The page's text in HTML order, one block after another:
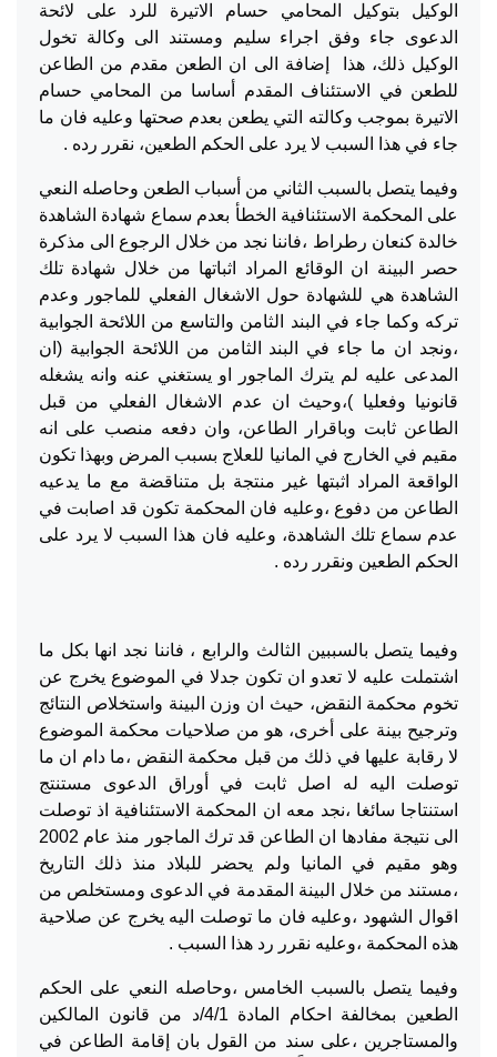
الوكيل بتوكيل المحامي حسام الاتيرة للرد على لائحة
الدعوى جاء وفق اجراء سليم ومستند الى وكالة تخول
الوكيل ذلك، هذا إضافة الى ان الطعن مقدم من الطاعن
للطعن في الاستئناف المقدم أساسا من المحامي حسام
الاتيرة بموجب وكالته التي يطعن بعدم صحتها وعليه فان ما
جاء في هذا السبب لا يرد على الحكم الطعين، نقرر رده .
وفيما يتصل بالسبب الثاني من أسباب الطعن وحاصله النعي
على المحكمة الاستئنافية الخطأ بعدم سماع شهادة الشاهدة
خالدة كنعان رطراط ،فاننا نجد من خلال الرجوع الى مذكرة
حصر البينة ان الوقائع المراد اثباتها من خلال شهادة تلك
الشاهدة هي للشهادة حول الاشغال الفعلي للماجور وعدم
تركه وكما جاء في البند الثامن والتاسع من اللائحة الجوابية
،ونجد ان ما جاء في البند الثامن من اللائحة الجوابية (ان
المدعى عليه لم يترك الماجور او يستغني عنه وانه يشغله
قانونيا وفعليا )،وحيث ان عدم الاشغال الفعلي من قبل
الطاعن ثابت وباقرار الطاعن، وان دفعه منصب على انه
مقيم في الخارج في المانيا للعلاج بسبب المرض وبهذا تكون
الواقعة المراد اثبتها غير منتجة بل متناقضة مع ما يدعيه
الطاعن من دفوع ،وعليه فان المحكمة تكون قد اصابت في
عدم سماع تلك الشاهدة، وعليه فان هذا السبب لا يرد على
الحكم الطعين ونقرر رده .
وفيما يتصل بالسببين الثالث والرابع ، فاننا نجد انها بكل ما
اشتملت عليه لا تعدو ان تكون جدلا في الموضوع يخرج عن
تخوم محكمة النقض، حيث ان وزن البينة واستخلاص النتائج
وترجيح بينة على أخرى، هو من صلاحيات محكمة الموضوع
لا رقابة عليها في ذلك من قبل محكمة النقض ،ما دام ان ما
توصلت اليه له اصل ثابت في أوراق الدعوى مستنتج
استنتاجا سائغا ،نجد معه ان المحكمة الاستئنافية اذ توصلت
الى نتيجة مفادها ان الطاعن قد ترك الماجور منذ عام 2002
وهو مقيم في المانيا ولم يحضر للبلاد منذ ذلك التاريخ
،مستند من خلال البينة المقدمة في الدعوى ومستخلص من
اقوال الشهود ،وعليه فان ما توصلت اليه يخرج عن صلاحية
هذه المحكمة ،وعليه نقرر رد هذا السبب .
وفيما يتصل بالسبب الخامس ،وحاصله النعي على الحكم
الطعين بمخالفة احكام المادة 4/1/د من قانون المالكين
والمستاجرين ،على سند من القول بان إقامة الطاعن في